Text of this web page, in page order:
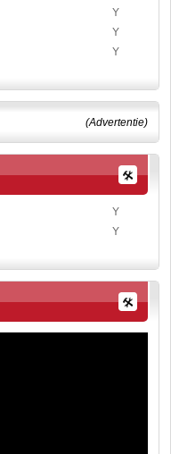
Y
Y
Y
(Advertentie)
Y
Y